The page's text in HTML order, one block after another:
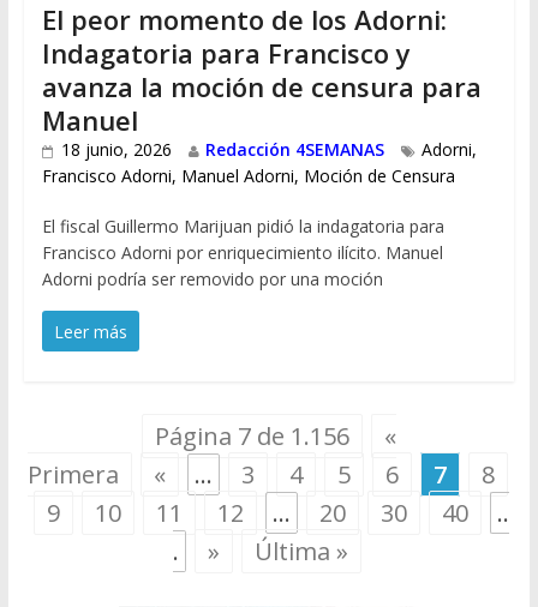
El peor momento de los Adorni:
Indagatoria para Francisco y
avanza la moción de censura para
Manuel
18 junio, 2026 Redacción 4SEMANAS Adorni,
Francisco Adorni, Manuel Adorni, Moción de Censura
El fiscal Guillermo Marijuan pidió la indagatoria para
Francisco Adorni por enriquecimiento ilícito. Manuel
Adorni podría ser removido por una moción
Leer más
Página 7 de 1.156
«
Primera
« ... 3 4 5 6 7
8
9
10 11 12 ... 20 30 40
..
.
» Última »